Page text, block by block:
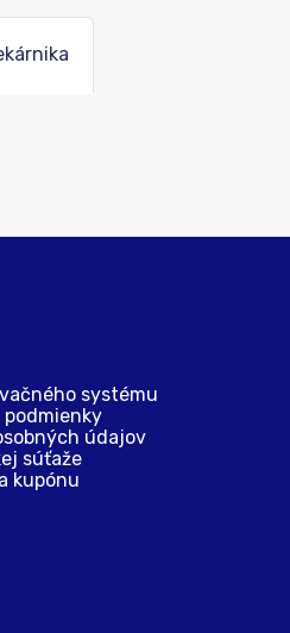
systému
podmienky
údajov
súťaže
kupónu